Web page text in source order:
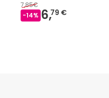
7,85€
-14% 6,79 €